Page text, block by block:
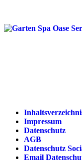
Impressum
Datenschutz
AGB
Datenschutz
Email